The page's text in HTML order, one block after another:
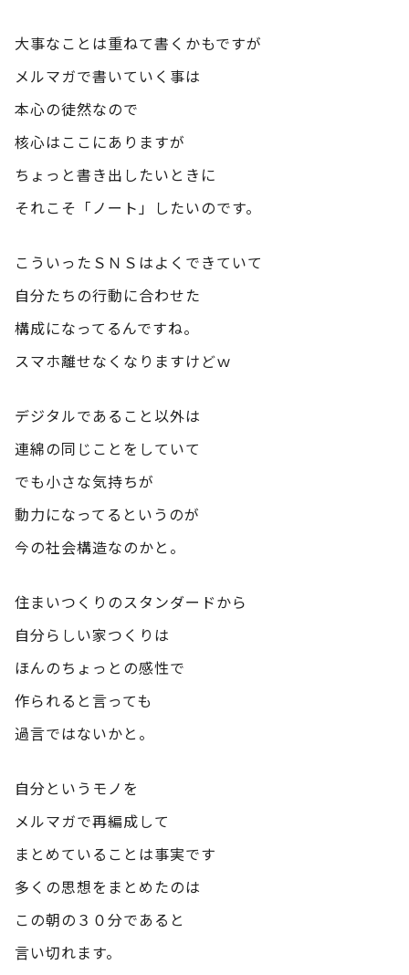
大事なことは重ねて書くかもですが
メルマガで書いていく事は
本心の徒然なので
核心はここにありますが
ちょっと書き出したいときに
それこそ「ノート」したいのです。
こういったＳＮＳはよくできていて
自分たちの行動に合わせた
構成になってるんですね。
スマホ離せなくなりますけどｗ
デジタルであること以外は
連綿の同じことをしていて
でも小さな気持ちが
動力になってるというのが
今の社会構造なのかと。
住まいつくりのスタンダードから
自分らしい家つくりは
ほんのちょっとの感性で
作られると言っても
過言ではないかと。
自分というモノを
メルマガで再編成して
まとめていることは事実です
多くの思想をまとめたのは
この朝の３０分であると
言い切れます。